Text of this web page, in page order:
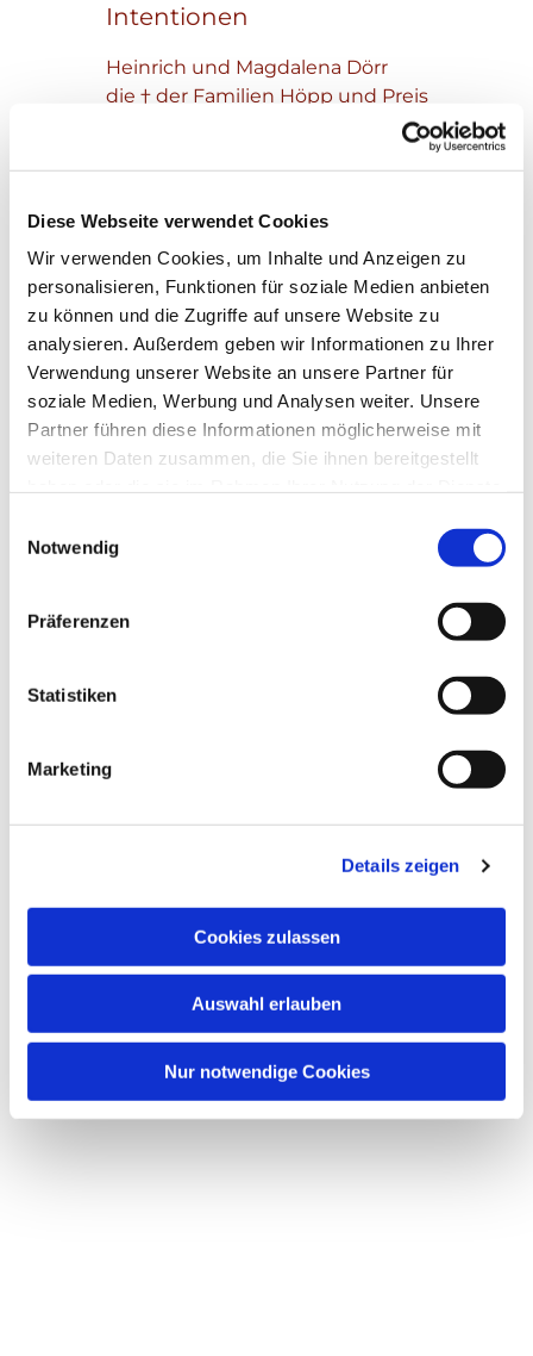
Diese Webseite verwendet Cookies
Wir verwenden Cookies, um Inhalte und Anzeigen zu
personalisieren, Funktionen für soziale Medien anbieten
zu können und die Zugriffe auf unsere Website zu
analysieren. Außerdem geben wir Informationen zu Ihrer
Verwendung unserer Website an unsere Partner für
soziale Medien, Werbung und Analysen weiter. Unsere
Partner führen diese Informationen möglicherweise mit
weiteren Daten zusammen, die Sie ihnen bereitgestellt
Notwendig
Präferenzen
Statistiken
Marketing
Details zeigen
Cookies zulassen
Auswahl erlauben
Nur notwendige Cookies
Intentionen
Heinrich und Magdalena Dörr
die † der Familien Höpp und Preis